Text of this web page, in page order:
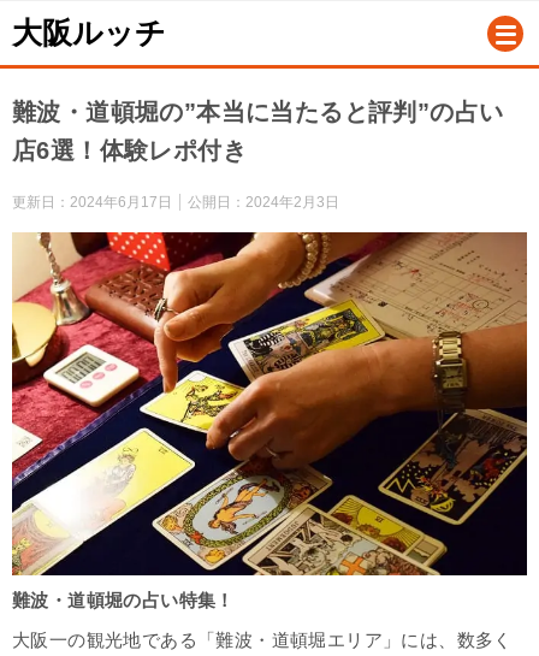
大阪ルッチ
難波・道頓堀の”本当に当たると評判”の占い
店6選！体験レポ付き
更新日： 2024年6月17日 公開日： 2024年2月3日
難波・道頓堀の占い特集！
大阪一の観光地である「難波・道頓堀エリア」には、数多く